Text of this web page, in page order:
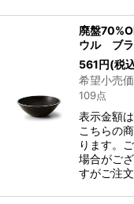
廃盤
ウル ブラ
561円(税
希望小売
109点
表示金額
こちらの
ります。
場合がご
すがご注